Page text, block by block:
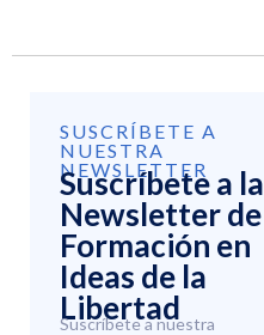
SUSCRÍBETE A
NUESTRA
NEWSLETTER
Suscríbete a la
Newsletter de
Formación en
Ideas de la
Libertad
Suscríbete a nuestra